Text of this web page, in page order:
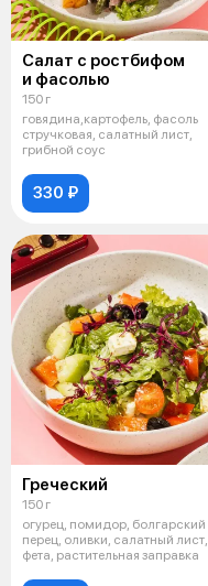
Салат с ростбифом
и фасолью
150 г
говядина,картофель, фасоль
стручковая, салатный лист,
грибной соус
330 ₽
Греческий
150 г
огурец, помидор, болгарский
перец, оливки, салатный лист,
фета, растительная заправка